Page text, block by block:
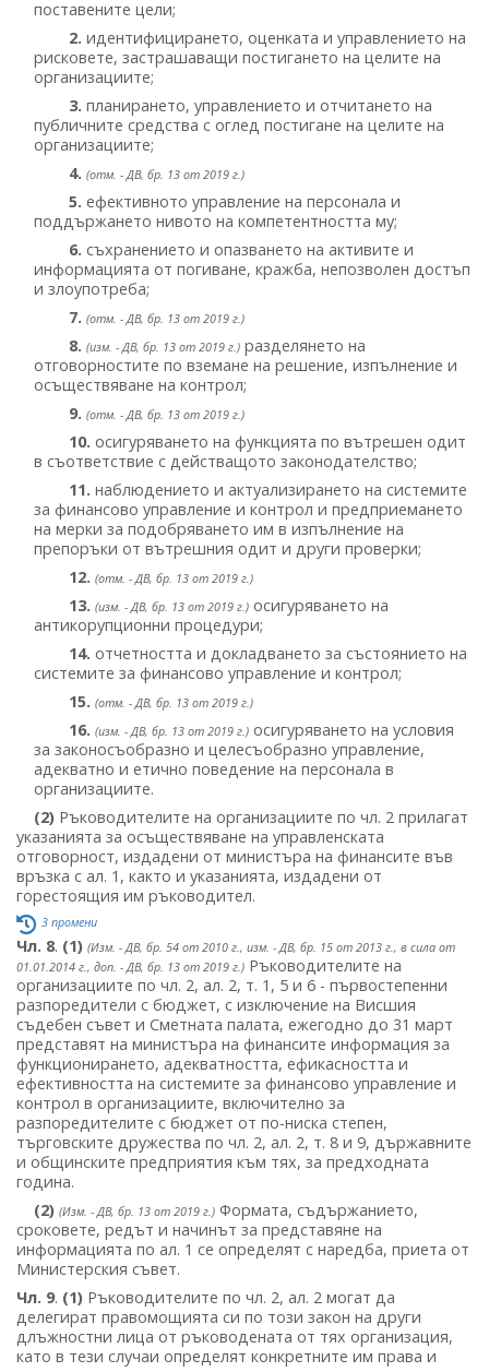
поставените цели;
2. идентифицирането, оценката и управлението на
рисковете, застрашаващи постигането на целите на
организациите;
3. планирането, управлението и отчитането на
публичните средства с оглед постигане на целите на
организациите;
4. (отм. - ДВ, бр. 13 от 2019 г.)
5. ефективното управление на персонала и
поддържането нивото на компетентността му;
6. съхранението и опазването на активите и
информацията от погиване, кражба, непозволен достъп
и злоупотреба;
7. (отм. - ДВ, бр. 13 от 2019 г.)
8. (изм. - ДВ, бр. 13 от 2019 г.) разделянето на
отговорностите по вземане на решение, изпълнение и
осъществяване на контрол;
9. (отм. - ДВ, бр. 13 от 2019 г.)
10. осигуряването на функцията по вътрешен одит
в съответствие с действащото законодателство;
11. наблюдението и актуализирането на системите
за финансово управление и контрол и предприемането
на мерки за подобряването им в изпълнение на
препоръки от вътрешния одит и други проверки;
12. (отм. - ДВ, бр. 13 от 2019 г.)
13. (изм. - ДВ, бр. 13 от 2019 г.) осигуряването на
антикорупционни процедури;
14. отчетността и докладването за състоянието на
системите за финансово управление и контрол;
15. (отм. - ДВ, бр. 13 от 2019 г.)
16. (изм. - ДВ, бр. 13 от 2019 г.) осигуряването на условия
за законосъобразно и целесъобразно управление,
адекватно и етично поведение на персонала в
организациите.
(2) Ръководителите на организациите по чл. 2 прилагат
указанията за осъществяване на управленската
отговорност, издадени от министъра на финансите във
връзка с ал. 1, както и указанията, издадени от
горестоящия им ръководител.
3 промени
Чл. 8. (1) (Изм. - ДВ, бр. 54 от 2010 г., изм. - ДВ, бр. 15 от 2013 г., в сила от
01.01.2014 г., доп. - ДВ, бр. 13 от 2019 г.) Ръководителите на
организациите по чл. 2, ал. 2, т. 1, 5 и 6 - първостепенни
разпоредители с бюджет, с изключение на Висшия
съдебен съвет и Сметната палата, ежегодно до 31 март
представят на министъра на финансите информация за
функционирането, адекватността, ефикасността и
ефективността на системите за финансово управление и
контрол в организациите, включително за
разпоредителите с бюджет от по-ниска степен,
търговските дружества по чл. 2, ал. 2, т. 8 и 9, държавните
и общинските предприятия към тях, за предходната
година.
(2) (Изм. - ДВ, бр. 13 от 2019 г.) Формата, съдържанието,
сроковете, редът и начинът за представяне на
информацията по ал. 1 се определят с наредба, приета от
Министерския съвет.
Чл. 9. (1) Ръководителите по чл. 2, ал. 2 могат да
делегират правомощията си по този закон на други
длъжностни лица от ръководената от тях организация,
като в тези случаи определят конкретните им права и